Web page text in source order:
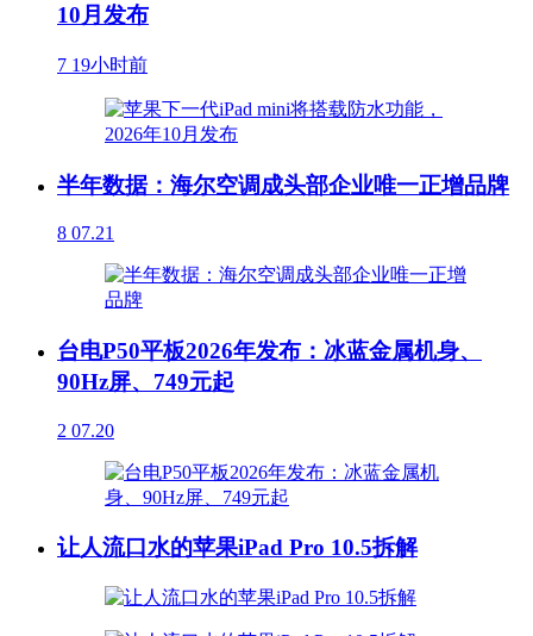
10月发布
7 19小时前
半年数据：海尔空调成头部企业唯一正增品牌
8 07.21
台电P50平板2026年发布：冰蓝金属机身、
90Hz屏、749元起
2 07.20
让人流口水的苹果iPad Pro 10.5拆解